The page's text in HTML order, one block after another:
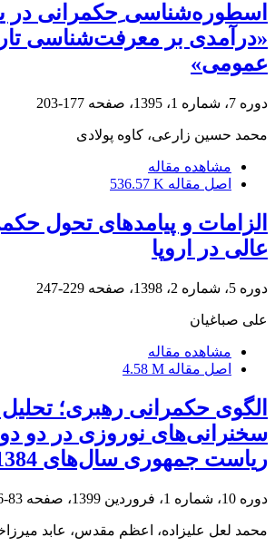
اسطوره‌شناسی ِحکمرانی در
«درآمدی بر معرفت‌شناسی
عمومی»
دوره 7، شماره 1، 1395، صفحه 177-203
محمد حسین زارعی، کاوه پولادی
مشاهده مقاله
اصل مقاله 536.57 K
الزامات و پیامدهای تحول
عالی در اروپا
دوره 5، شماره 2، 1398، صفحه 229-247
علی صباغیان
مشاهده مقاله
اصل مقاله 4.58 M
الگوی حکمرانی رهبری؛
سخنرانی‌های نوروزی در دو
ریاست جمهوری سال‌های 1384 و 1392
دوره 10، شماره 1، فروردین 1399، صفحه 83-106
محمد لعل علیزاده، اعظم مقدس، عابد